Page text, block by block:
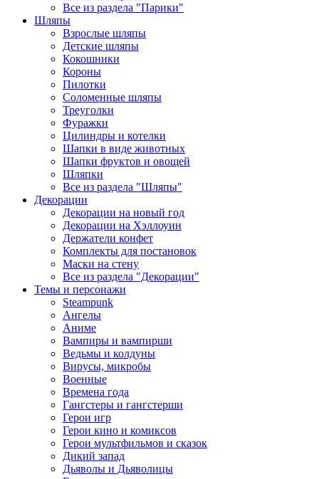
Все из раздела "Парики"
Шляпы
Взрослые шляпы
Детские шляпы
Кокошники
Короны
Пилотки
Соломенные шляпы
Треуголки
Фуражки
Цилиндры и котелки
Шапки в виде животных
Шапки фруктов и овощей
Шляпки
Все из раздела "Шляпы"
Декорации
Декорации на новый год
Декорации на Хэллоуин
Держатели конфет
Комплекты для постановок
Маски на стену
Все из раздела "Декорации"
Темы и персонажи
Steampunk
Ангелы
Аниме
Вампиры и вампирши
Ведьмы и колдуны
Вирусы, микробы
Военные
Времена года
Гангстеры и гангстерши
Герои игр
Герои кино и комиксов
Герои мультфильмов и сказок
Дикий запад
Дьяволы и Дьяволицы